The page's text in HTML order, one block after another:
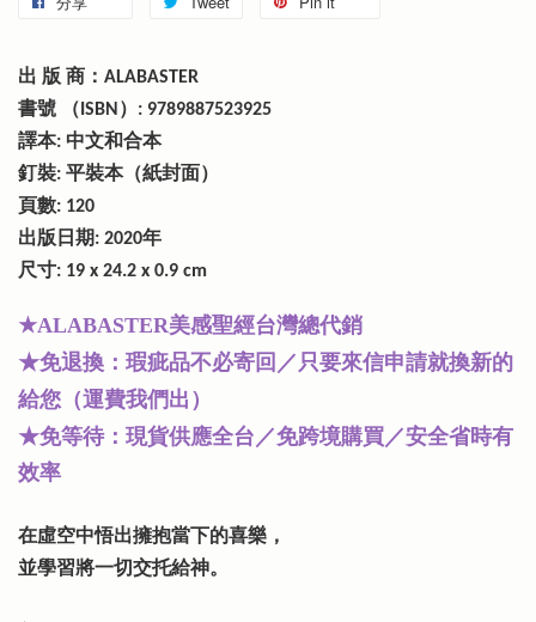
出 版 商：ALABASTER
書號 （ISBN）: 9789887523925
譯本: 中文和合本
釘裝: 平裝本（紙封面）
頁數: 120
出版日期: 2020年
尺寸: 19 x 24.2 x 0.9 cm
★ALABASTER美感聖經台灣總代銷
★免退換：瑕疵品不必寄回／只要來信申請就換新的
給您（運費我們出）
★免等待：現貨供應全台／免跨境購買／安全省時有
效率
在虛空中悟出擁抱當下的喜樂，
並學習將一切交托給神。